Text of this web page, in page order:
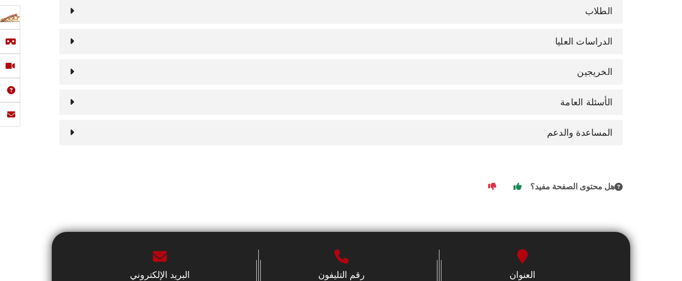
الطلاب
الدراسات العليا
الخريجين
الأسئلة العامة
المساعدة والدعم
هل محتوى الصفحة مفيد؟
العنوان رقم التليفون البريد الإلكتروني